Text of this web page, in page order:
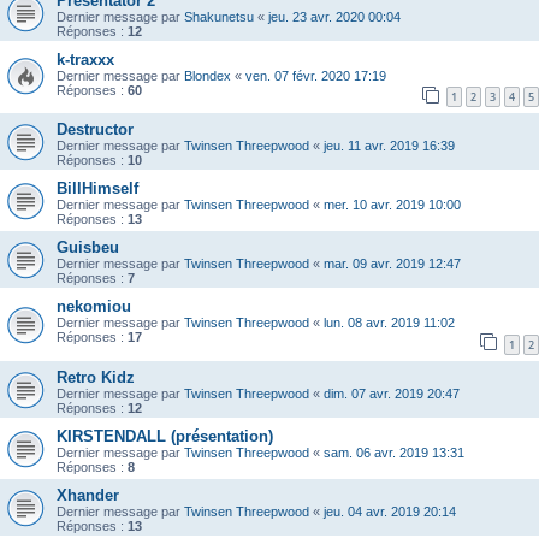
Dernier message par Shakunetsu « jeu. 23 avr. 2020 00:04
Réponses : 12
k-traxxx
Dernier message par Blondex « ven. 07 févr. 2020 17:19
Réponses : 60 1 2 3 4 5
Destructor
Dernier message par Twinsen Threepwood « jeu. 11 avr. 2019 16:39
Réponses : 10
BillHimself
Dernier message par Twinsen Threepwood « mer. 10 avr. 2019 10:00
Réponses : 13
Guisbeu
Dernier message par Twinsen Threepwood « mar. 09 avr. 2019 12:47
Réponses : 7
nekomiou
Dernier message par Twinsen Threepwood « lun. 08 avr. 2019 11:02
Réponses : 17 1 2
Retro Kidz
Dernier message par Twinsen Threepwood « dim. 07 avr. 2019 20:47
Réponses : 12
KIRSTENDALL (présentation)
Dernier message par Twinsen Threepwood « sam. 06 avr. 2019 13:31
Réponses : 8
Xhander
Dernier message par Twinsen Threepwood « jeu. 04 avr. 2019 20:14
Réponses : 13